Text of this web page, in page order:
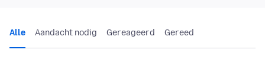
Alle Aandacht nodig Gereageerd Gereed